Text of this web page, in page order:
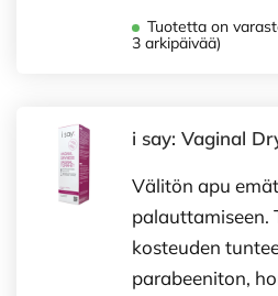
Tuotetta on
3 arkipäivää)
i say: Vaginal
Välitön apu
palauttamiseen.
kosteuden
parabeeniton,